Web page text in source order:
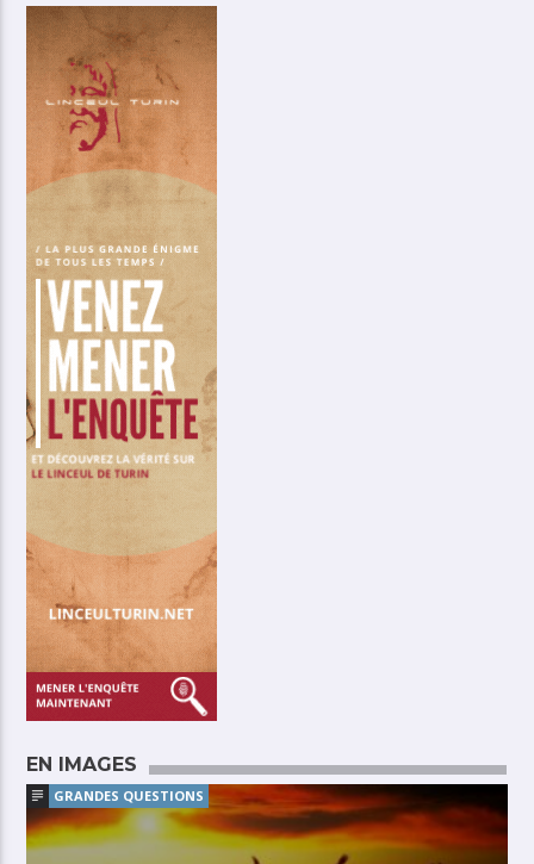
EN IMAGES
GRANDES QUESTIONS